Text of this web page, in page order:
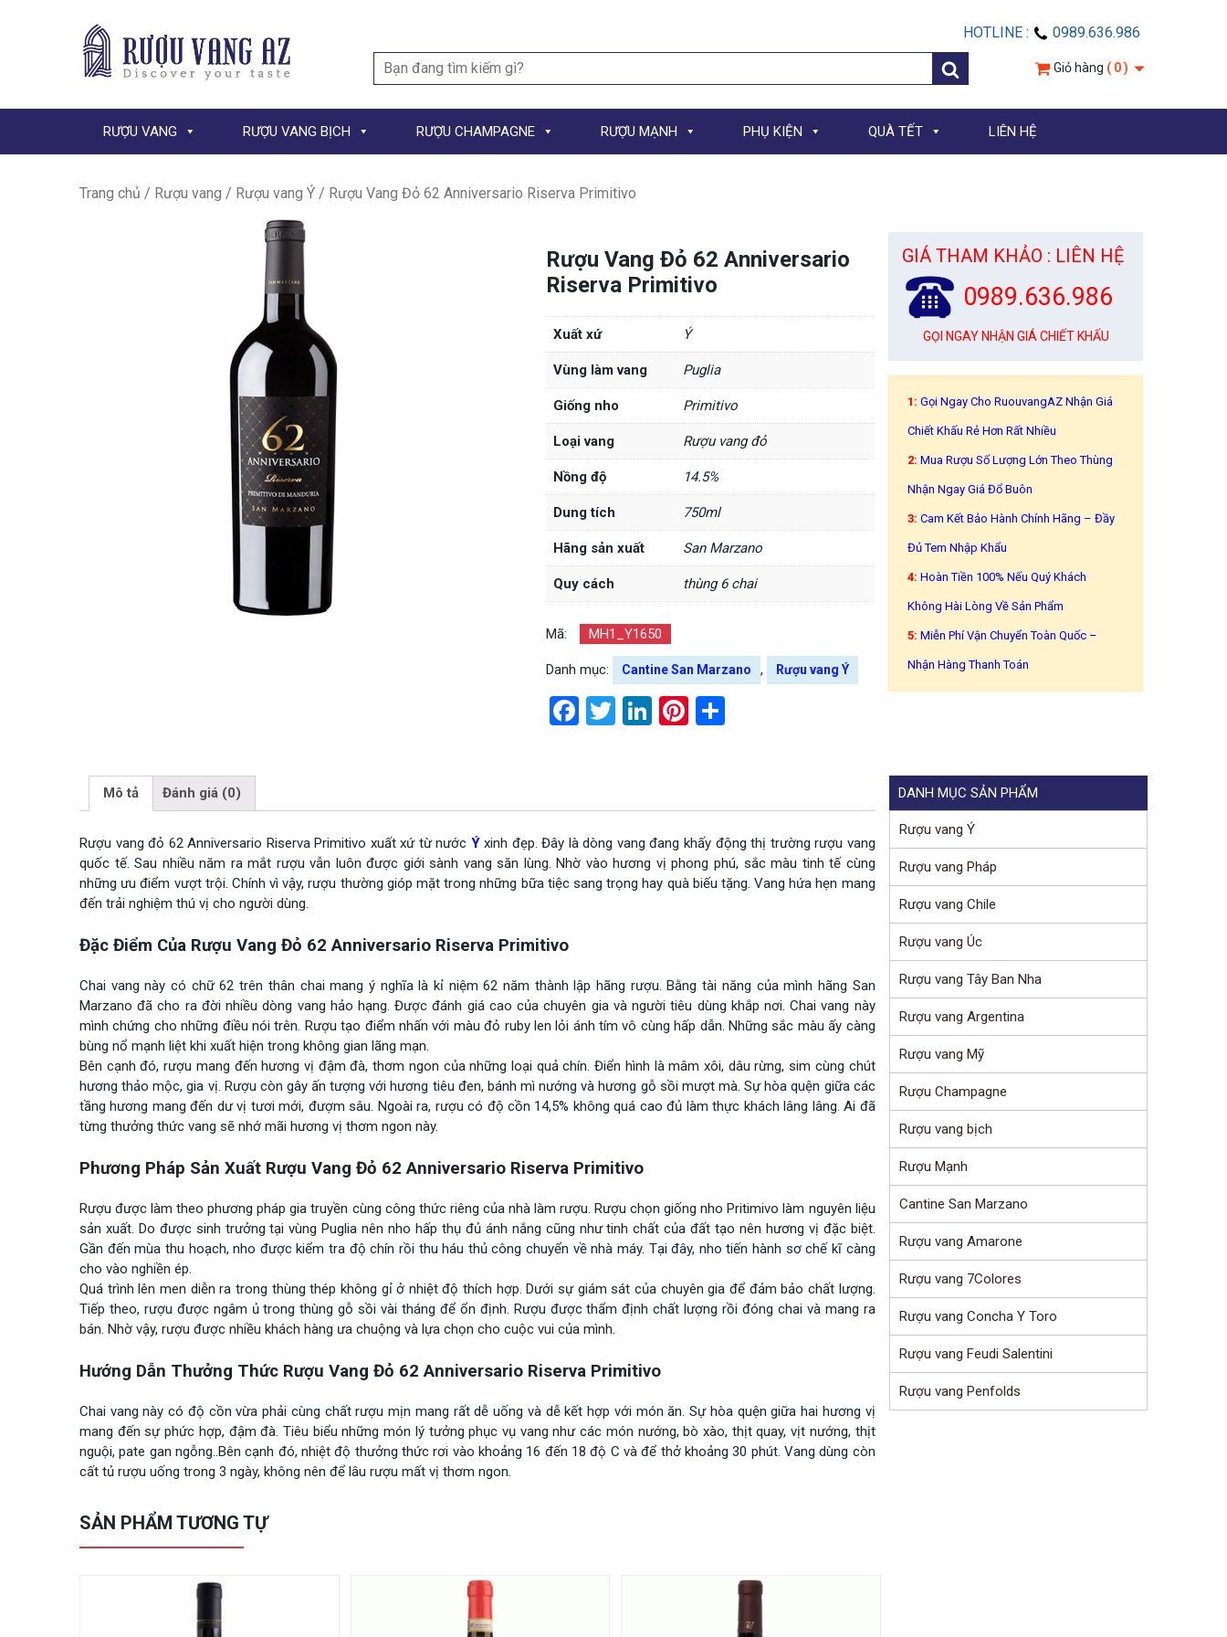
HOTLINE :
0989.636.986
Search
for:
Giỏ hàng ( 0 )
RƯỢU VANG RƯỢU VANG BỊCH RƯỢU CHAMPAGNE RƯỢU MẠNH PHỤ KIỆN QUÀ TẾT LIÊN HỆ
Trang chủ / Rượu vang / Rượu vang Ý / Rượu Vang Đỏ 62 Anniversario Riserva Primitivo
Rượu Vang Đỏ 62 Anniversario
Riserva Primitivo
Xuất xứ Ý
Vùng làm vang Puglia
Giống nho Primitivo
Loại vang Rượu vang đỏ
Nồng độ 14.5%
Dung tích 750ml
Hãng sản xuất San Marzano
Quy cách thùng 6 chai
Mã: MH1_Y1650
Danh mục: Cantine San Marzano , Rượu vang Ý
Facebook
Twitter
LinkedIn
Pinterest
GIÁ THAM KHẢO : LIÊN HỆ
0989.636.986
GỌI NGAY NHẬN GIÁ CHIẾT KHẤU
1:Gọi Ngay Cho RuouvangAZ Nhận Giá
Chiết Khấu Rẻ Hơn Rất Nhiều
2:Mua Rượu Số Lượng Lớn Theo Thùng
Nhận Ngay Giá Đổ Buôn
3: Cam Kết Bảo Hành Chính Hãng – Đầy
Đủ Tem Nhập Khẩu
4:Hoàn Tiền 100% Nếu Quý Khách
Không Hài Lòng Về Sản Phẩm
5: Miễn Phí Vận Chuyển Toàn Quốc –
Nhận Hàng Thanh Toán
Mô tả Đánh giá (0)
Rượu vang đỏ 62 Anniversario Riserva Primitivo xuất xứ từ nước Ýxinh đẹp. Đây là dòng vang đang khấy động thị trường rượu vang
quốc tế. Sau nhiều năm ra mắt rượu vẫn luôn được giới sành vang săn lùng. Nhờ vào hương vị phong phú, sắc màu tinh tế cùng
những ưu điểm vượt trội. Chính vì vậy, rượu thường gióp mặt trong những bữa tiệc sang trọng hay quà biếu tặng. Vang hứa hẹn mang
đến trải nghiệm thú vị cho người dùng.
Đặc Điểm Của Rượu Vang Đỏ 62 Anniversario Riserva Primitivo
Chai vang này có chữ 62 trên thân chai mang ý nghĩa là kỉ niệm 62 năm thành lập hãng rượu. Bằng tài năng của mình hãng San
Marzano đã cho ra đời nhiều dòng vang hảo hạng. Được đánh giá cao của chuyên gia và người tiêu dùng khắp nơi. Chai vang này
mình chứng cho những điều nói trên. Rượu tạo điểm nhấn với màu đỏ ruby len lỏi ánh tím vô cùng hấp dẫn. Những sắc màu ấy càng
bùng nổ mạnh liệt khi xuất hiện trong không gian lãng mạn.
Bên cạnh đó, rượu mang đến hương vị đậm đà, thơm ngon của những loại quả chín. Điển hình là mâm xôi, dâu rừng, sim cùng chút
hương thảo mộc, gia vị. Rượu còn gây ấn tượng với hương tiêu đen, bánh mì nướng và hương gỗ sồi mượt mà. Sự hòa quện giữa các
tầng hương mang đến dư vị tươi mới, đượm sâu. Ngoài ra, rượu có độ cồn 14,5% không quá cao đủ làm thực khách lâng lâng. Ai đã
từng thưởng thức vang sẽ nhớ mãi hương vị thơm ngon này.
Phương Pháp Sản Xuất Rượu Vang Đỏ 62 Anniversario Riserva Primitivo
Rượu được làm theo phương pháp gia truyền cùng công thức riêng của nhà làm rượu. Rượu chọn giống nho Pritimivo làm nguyên liệu
sản xuất. Do được sinh trưởng tại vùng Puglia nên nho hấp thụ đủ ánh nắng cũng như tinh chất của đất tạo nên hương vị đặc biệt.
Gần đến mùa thu hoạch, nho được kiểm tra độ chín rồi thu háu thủ công chuyển về nhà máy. Tại đây, nho tiến hành sơ chế kĩ càng
cho vào nghiền ép.
Quá trình lên men diễn ra trong thùng thép không gỉ ở nhiệt độ thích hợp. Dưới sự giám sát của chuyên gia để đảm bảo chất lượng.
Tiếp theo, rượu được ngâm ủ trong thùng gỗ sồi vài tháng để ổn định. Rượu được thẩm định chất lượng rồi đóng chai và mang ra
bán. Nhờ vậy, rượu được nhiều khách hàng ưa chuộng và lựa chọn cho cuộc vui của mình.
Hướng Dẫn Thưởng Thức Rượu Vang Đỏ 62 Anniversario Riserva Primitivo
Chai vang này có độ cồn vừa phải cùng chất rượu mịn mang rất dễ uống và dễ kết hợp với món ăn. Sự hòa quện giữa hai hương vị
mang đến sự phức hợp, đậm đà. Tiêu biểu những món lý tưởng phục vụ vang như các món nướng, bò xào, thịt quay, vịt nướng, thịt
nguội, pate gan ngỗng..Bên cạnh đó, nhiệt độ thưởng thức rơi vào khoảng 16 đến 18 độ C và để thở khoảng 30 phút. Vang dùng còn
cất tủ rượu uống trong 3 ngày, không nên để lâu rượu mất vị thơm ngon.
DANH MỤC SẢN PHẨM
Rượu vang Ý
Rượu vang Pháp
Rượu vang Chile
Rượu vang Úc
Rượu vang Tây Ban Nha
Rượu vang Argentina
Rượu vang Mỹ
Rượu Champagne
Rượu vang bịch
Rượu Mạnh
Cantine San Marzano
Rượu vang Amarone
Rượu vang 7Colores
Rượu vang Concha Y Toro
Rượu vang Feudi Salentini
Rượu vang Penfolds
SẢN PHẨM TƯƠNG TỰ